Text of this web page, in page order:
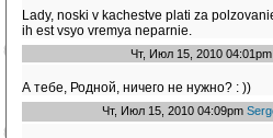
Lady, noski v kachestve plati za
ih est vsyo vremya neparnie.
Чт, Июл 15, 2010 04:01pm
А тебе, Родной, ничего не нужно? : ))
Чт, Июл 15, 2010 04:09pm